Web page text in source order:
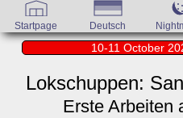
Startpage Deutsch
10-11 October
Lokschuppen:
Erste Arbeiten